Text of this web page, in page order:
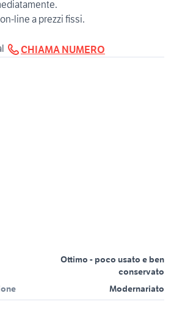
line a prezzi fissi.
CHIAMA NUMERO
Ottimo - poco usato e ben
conservato
Modernariato